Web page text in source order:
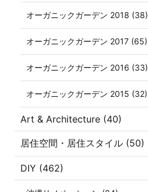
オーガニックガーデン 2018 (38)
オーガニックガーデン 2017 (65)
オーガニックガーデン 2016 (33)
オーガニックガーデン 2015 (32)
Art & Architecture (40)
居住空間・居住スタイル (50)
DIY (462)